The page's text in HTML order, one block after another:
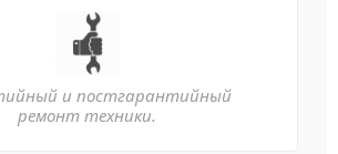
и постгарантийный
ремонт техники.